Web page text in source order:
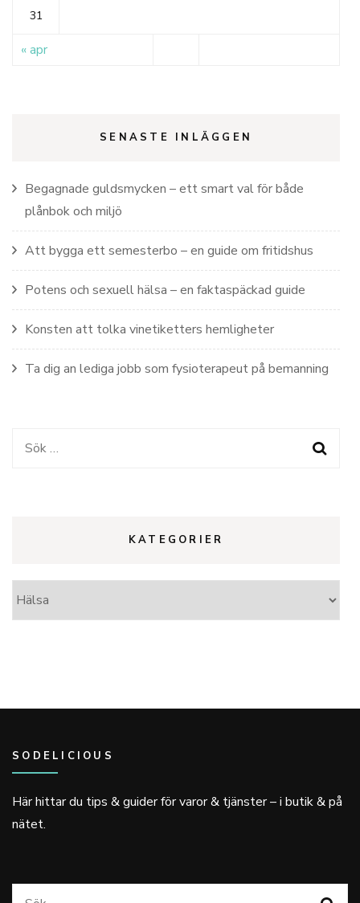
31
« apr
SENASTE INLÄGGEN
Begagnade guldsmycken – ett smart val för både
plånbok och miljö
Att bygga ett semesterbo – en guide om fritidshus
Potens och sexuell hälsa – en faktaspäckad guide
Konsten att tolka vinetiketters hemligheter
Ta dig an lediga jobb som fysioterapeut på bemanning
Sök
KATEGORIER
SODELICIOUS
Här hittar du tips & guider för varor & tjänster – i butik & på
nätet.